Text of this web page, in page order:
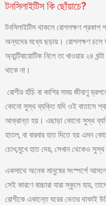
টনসিলাইটিস কি ছোঁয়াচে?
টনসিলাইটিস থাকলে রোগলক্ষণ প্রকাশ
অন্যদের মধ্যে ছড়ায়। রোগলক্ষণ চলে
অ্যান্টিবায়োটিক নিলে তা খাওয়ার ২৪
থাকে না।
রোগীর হাঁচি বা কাশির সময় জীবাণু
কোনো সুস্থ ব্যক্তি যদি ওই বাতাসে
আক্রান্ত হয়। এছাড়া কোনো সুস্থ
হাতল, বা বারবার হাত দিতে হয় এমন
চোখ,মুখে হাত দেয়, সেখান থেকেও
একসাথে অনেক মানুষের সংস্পর্শে
সেই কারণে বাচ্চারা যারা স্কুলে যায়,
রোগীকে একান্তে ঘরের ভেতর থাকাই